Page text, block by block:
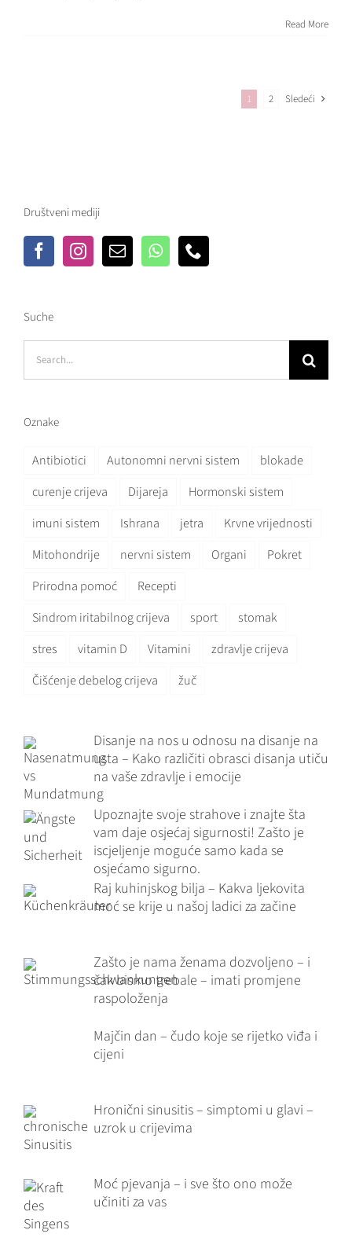
Read More
1 2 Sledeći
Društveni mediji
Suche
for:
Oznake
Antibiotici Autonomni nervni sistem
blokade
curenje crijeva
Dijareja
Hormonski sistem
imuni sistem
Ishrana jetra
Krvne vrijednosti
Mitohondrije
nervni sistem Organi
Pokret
Prirodna pomoć
Recepti
Sindrom iritabilnog crijeva
sport
stomak
stres
vitamin D Vitamini
zdravlje crijeva
Čišćenje debelog crijeva
žuč
Disanje na nos u odnosu na disanje na
usta – Kako različiti obrasci disanja utiču
na vaše zdravlje i emocije
Upoznajte svoje strahove i znajte šta
vam daje osjećaj sigurnosti! Zašto je
iscjeljenje moguće samo kada se
osjećamo sigurno.
Raj kuhinjskog bilja – Kakva ljekovita
moć se krije u našoj ladici za začine
Zašto je nama ženama dozvoljeno – i
čak bismo trebale – imati promjene
raspoloženja
Majčin dan – čudo koje se rijetko viđa i
cijeni
Hronični sinusitis – simptomi u glavi –
uzrok u crijevima
Moć pjevanja – i sve što ono može
učiniti za vas